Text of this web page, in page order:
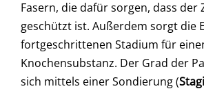
Fasern, die dafür sorgen, dass der
geschützt ist. Außerdem sorgt die
fortgeschrittenen Stadium für
Knochensubstanz. Der Grad der
sich mittels einer Sondierung (